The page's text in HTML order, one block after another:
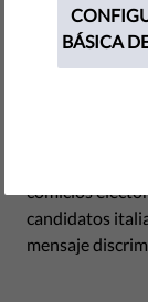
by
abril 14, 2014
de sus
comicios
candidatos
mensaje
BÁSICA